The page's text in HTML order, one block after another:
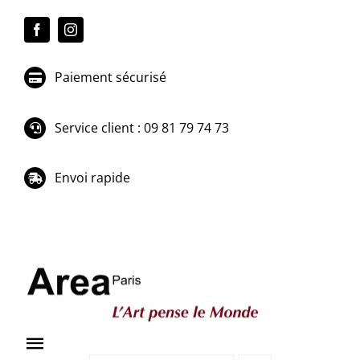
Paiement sécurisé
Service client : 09 81 79 74 73
Envoi rapide